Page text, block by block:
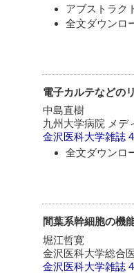
アブストラク
全文ダウンロ
電子カルテなどの
中島直樹
九州大学病院 メデ
金沢医科大学雑誌
全文ダウンロ
間葉系幹細胞の機
堀江哲寛
金沢医科大学総合
金沢医科大学雑誌